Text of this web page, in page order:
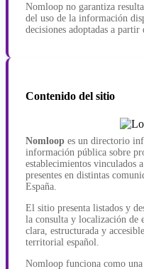
Nomloop no garantiza
del uso de la información
decisiones adoptadas a partir
Contenido del sitio
Nomloop es un directorio
información pública sobre
establecimientos vinculados
presentes en distintas
España.
El sitio presenta listados y
la consulta y localización de
clara, estructurada y
territorial español.
Nomloop funciona como